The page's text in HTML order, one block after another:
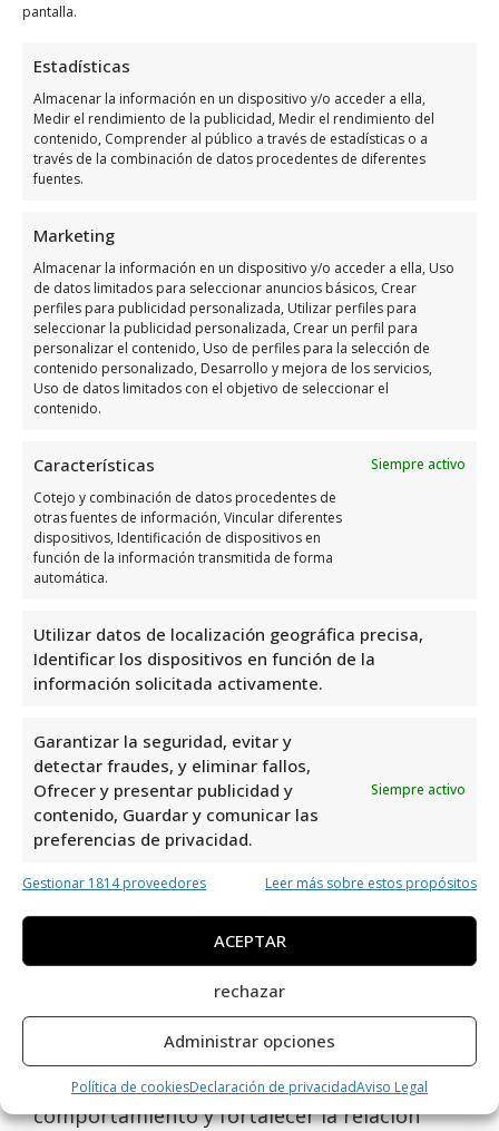
pantalla.
Estadísticas
Almacenar la información en un dispositivo y/o acceder a ella,
Medir el rendimiento de la publicidad, Medir el rendimiento del
contenido, Comprender al público a través de estadísticas o a
través de la combinación de datos procedentes de diferentes
fuentes.
Marketing
Almacenar la información en un dispositivo y/o acceder a ella, Uso
de datos limitados para seleccionar anuncios básicos, Crear
perfiles para publicidad personalizada, Utilizar perfiles para
seleccionar la publicidad personalizada, Crear un perfil para
personalizar el contenido, Uso de perfiles para la selección de
contenido personalizado, Desarrollo y mejora de los servicios,
Uso de datos limitados con el objetivo de seleccionar el
contenido.
Características
Siempre activo
Cotejo y combinación de datos procedentes de
otras fuentes de información, Vincular diferentes
dispositivos, Identificación de dispositivos en
función de la información transmitida de forma
automática.
Utilizar datos de localización geográfica precisa,
Identificar los dispositivos en función de la
información solicitada activamente.
Garantizar la seguridad, evitar y
detectar fraudes, y eliminar fallos,
Ofrecer y presentar publicidad y
contenido, Guardar y comunicar las
preferencias de privacidad.
Siempre activo
Gestionar 1814 proveedores Leer más sobre estos propósitos
ACEPTAR
rechazar
Administrar opciones
Política de cookiesDeclaración de privacidadAviso Legal
Horario de atención de Dogs99%
EducacióN Canina Integral
Días Horario
Martes
Miércoles
8:30 a 20:30
Jueves
8:30 a 20:30
Viernes
8:30 a 20:30
Sábado
9:00 a 20:00
Domingo
Opiniones y datos adicional
sobre Dogs99% EducacióN
Canina Integral
centro de adiestramiento canino ubicado en
San Fulgencio, Alicante. Con una valoración
perfecta de 5,0 basada en 28 reseñas,
el cuidado y educación de los perros. Su
enfoque integral garantiza resultados
efectivos en el adiestramiento de mascotas.
Sin duda, una excelente opción para
aquellos que buscan mejorar la relación con
Dogs99% Educación Canina Integral es uno
de los mejores especialistas en
adiestramiento canino en Orihuela Costa.
Ofrecen servicios de educación integral para
perros, ayudando a resolver problemas de
comportamiento y fortalecer la relación